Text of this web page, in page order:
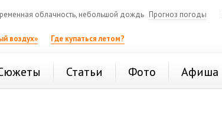
облачность, небольшой дождь Прогноз погоды
воздух» Где купаться летом?
Статьи Фото Афиша